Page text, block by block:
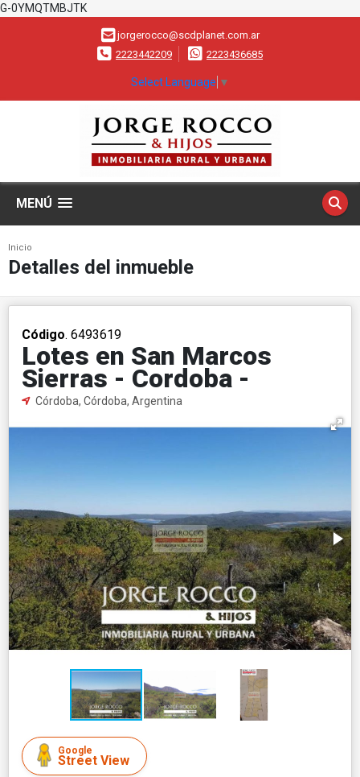
G-0YMQTMBJTK
jorgerocco@scdplanet.com.ar
2223442209
2223436685
Select Language ▼
MENÚ
Inicio
Detalles del inmueble
Código. 6493619
Lotes en San Marcos
Sierras - Cordoba -
Córdoba, Córdoba, Argentina
Google
Street View